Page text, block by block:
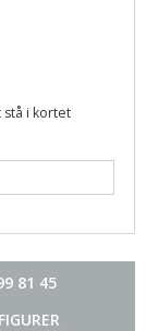
stå i kortet
81 45